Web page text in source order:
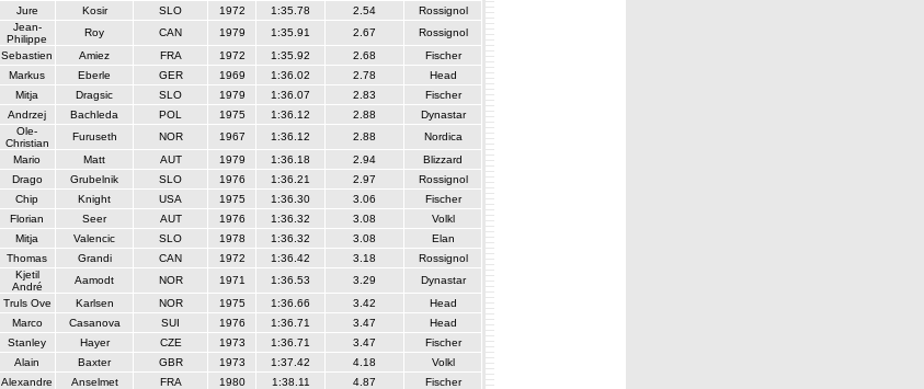
Jure Kosir SLO 1972 1:35.78 2.54
Rossignol
Jean-
Philippe
Roy CAN 1979 1:35.91 2.67
Rossignol
Sebastien Amiez FRA 1972 1:35.92 2.68
Fischer
Markus Eberle GER 1969 1:36.02 2.78
Head
Mitja Dragsic SLO 1979 1:36.07 2.83
Fischer
Andrzej Bachleda POL 1975 1:36.12 2.88
Dynastar
Ole-
Christian
Furuseth NOR 1967 1:36.12 2.88
Nordica
Mario Matt AUT 1979 1:36.18 2.94
Blizzard
Drago Grubelnik SLO 1976 1:36.21 2.97
Rossignol
Chip Knight USA 1975 1:36.30 3.06
Fischer
Florian Seer AUT 1976 1:36.32 3.08
Volkl
Mitja Valencic SLO 1978 1:36.32 3.08
Elan
Thomas Grandi CAN 1972 1:36.42 3.18
Rossignol
Kjetil
André
Aamodt NOR 1971 1:36.53 3.29
Dynastar
Truls Ove Karlsen NOR 1975 1:36.66 3.42
Head
Marco Casanova SUI 1976 1:36.71 3.47
Head
Stanley Hayer CZE 1973 1:36.71 3.47
Fischer
Alain Baxter GBR 1973 1:37.42 4.18
Volkl
Alexandre Anselmet FRA 1980 1:38.11 4.87
Fischer